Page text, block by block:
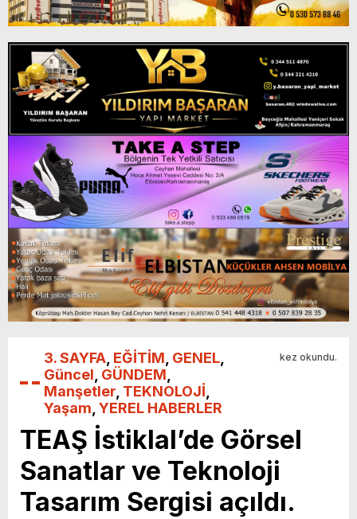
3. SAYFA EĞİTİM GENEL
Güncel GÜNDEM
Manşetler TEKNOLOJİ
Yaşam YEREL HABERLER
kez okundu.
TEAŞ İstiklal’de Görsel
Sanatlar ve Teknoloji
Tasarım Sergisi açıldı.